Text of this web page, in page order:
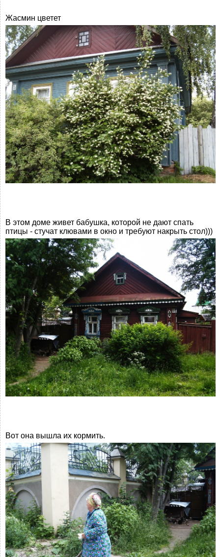
Жасмин цветет
В этом доме живет бабушка, которой не дают спать
птицы - стучат клювами в окно и требуют накрыть стол)))
Вот она вышла их кормить.